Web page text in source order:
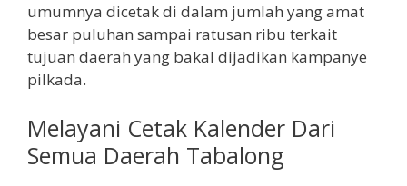
umumnya dicetak di dalam jumlah yang amat
besar puluhan sampai ratusan ribu terkait
tujuan daerah yang bakal dijadikan kampanye
pilkada.
Melayani Cetak Kalender Dari
Semua Daerah Tabalong